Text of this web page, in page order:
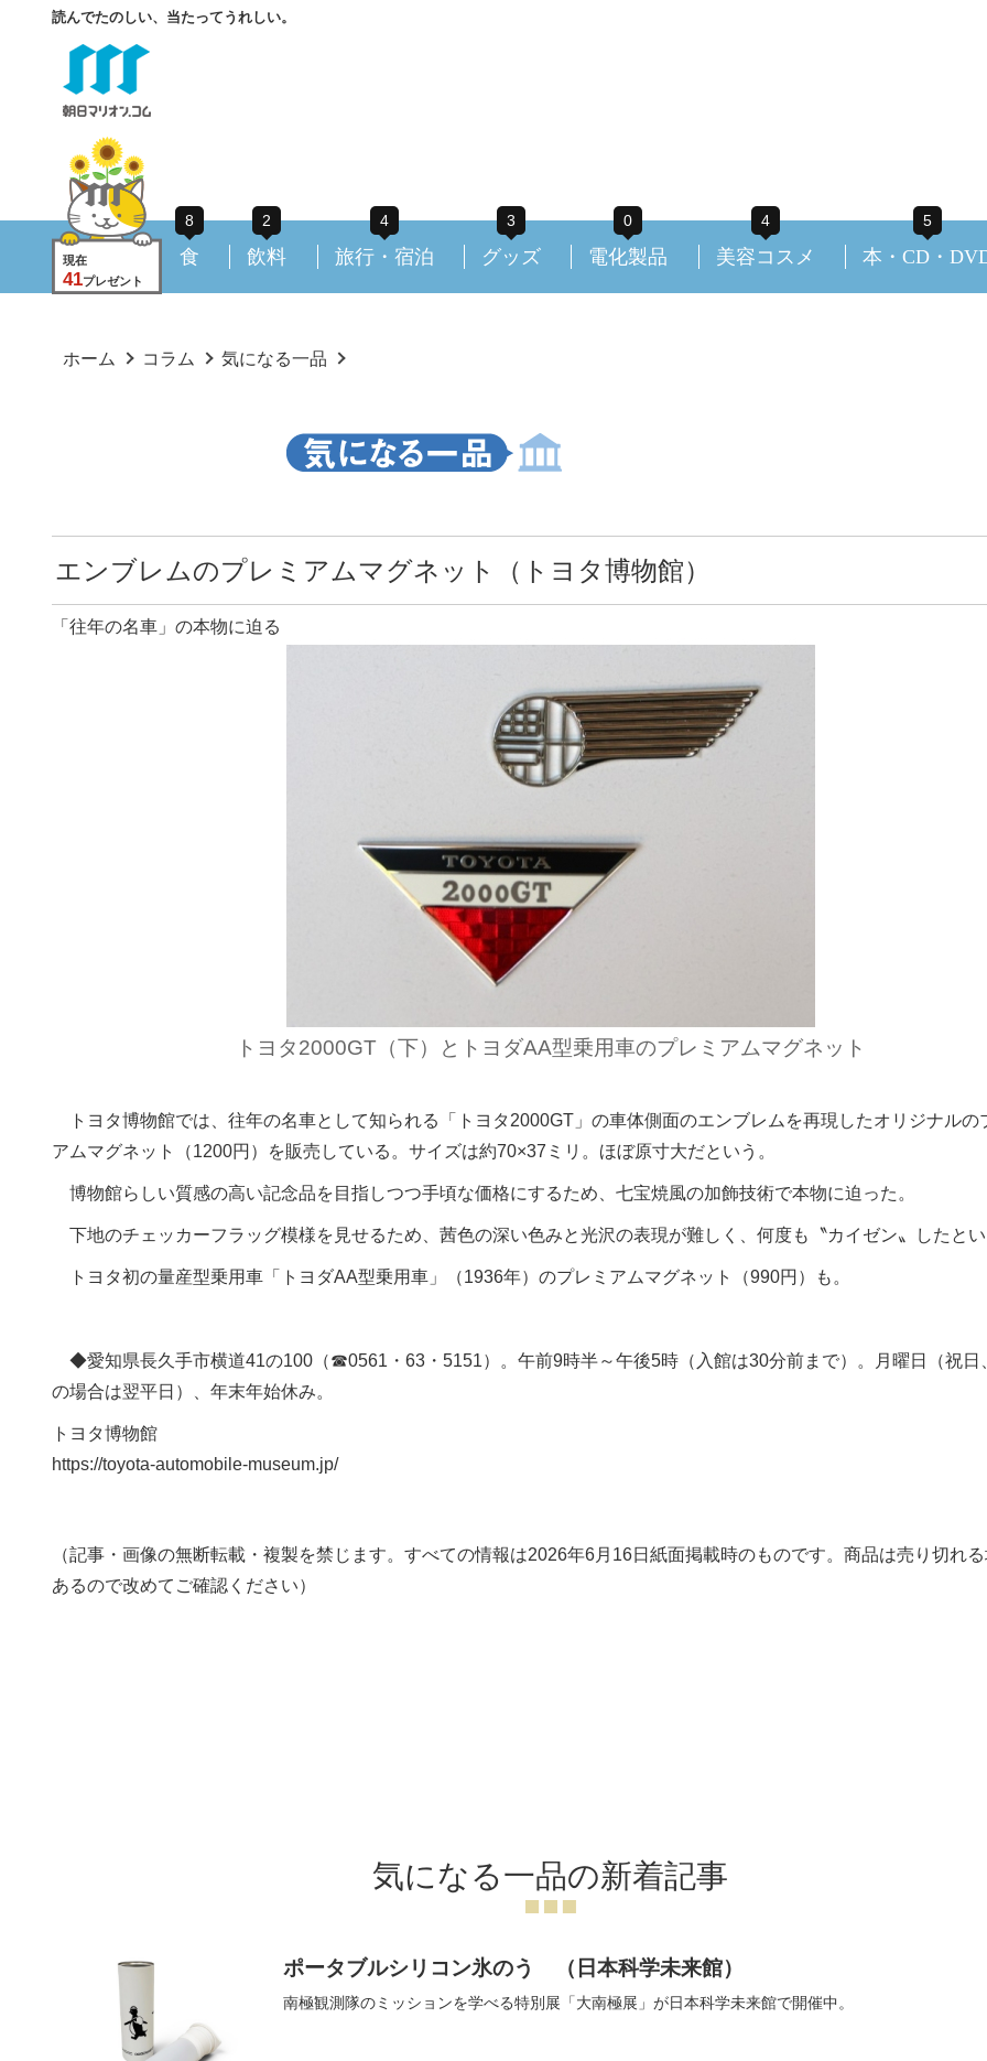
読んでたのしい、当たってうれしい。
現在
41プレゼント
8
食
2
飲料
4
旅行・宿泊
3
グッズ
0
電化製品
4
美容コスメ
5
本・CD・
ホーム コラム 気になる一品
エンブレムのプレミアムマグネット（トヨタ博物館）
「往年の名車」の本物に迫る
トヨタ2000GT（下）とトヨダAA型乗用車のプレミアムマグネット
トヨタ博物館では、往年の名車として知られる「トヨタ2000GT」の車体側面のエンブレムを再現したオリジナルの
アムマグネット（1200円）を販売している。サイズは約70×37ミリ。ほぼ原寸大だという。
博物館らしい質感の高い記念品を目指しつつ手頃な価格にするため、七宝焼風の加飾技術で本物に迫った。
下地のチェッカーフラッグ模様を見せるため、茜色の深い色みと光沢の表現が難しく、何度も〝カイゼン〟したと
トヨタ初の量産型乗用車「トヨダAA型乗用車」（1936年）のプレミアムマグネット（990円）も。
◆愛知県長久手市横道41の100（☎0561・63・5151）。午前9時半～午後5時（入館は30分前まで）。月曜日（祝日
の場合は翌平日）、年末年始休み。
トヨタ博物館
https://toyota-automobile-museum.jp/
（記事・画像の無断転載・複製を禁じます。すべての情報は2026年6月16日紙面掲載時のものです。商品は売り切れ
あるので改めてご確認ください）
気になる一品の新着記事
ポータブルシリコン氷のう （日本科学未来館）
南極観測隊のミッションを学べる特別展「大南極展」が日本科学未来館で開催中。